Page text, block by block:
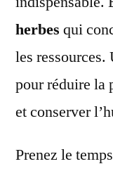
herbes qui
les
pour réduire la
et conserver
Prenez le